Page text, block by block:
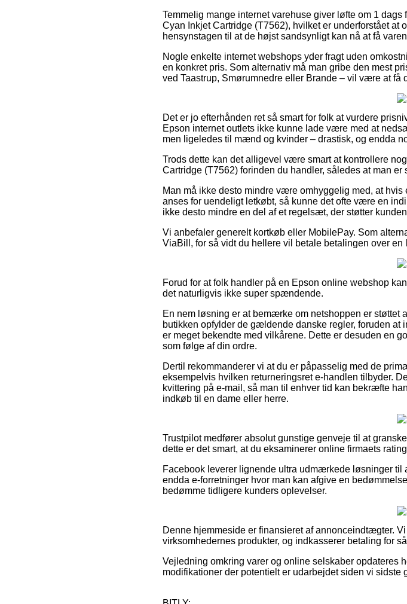
Temmelig mange internet varehuse giver løfte om 1
Cyan Inkjet Cartridge (T7562), hvilket er underforstået at
hensynstagen til at de højst sandsynligt kan nå at få
Nogle enkelte internet webshops yder fragt uden
en konkret pris. Som alternativ må man gribe den mest
ved Taastrup, Smørumnedre eller Brande – vil være at få
Det er jo efterhånden ret så smart for folk at vurdere
Epson internet outlets ikke kunne lade være med at
men ligeledes til mænd og kvinder – drastisk, og endda
Trods dette kan det alligevel være smart at kontrollere
Cartridge (T7562) forinden du handler, således at man
Man må ikke desto mindre være omhyggelig med, at
anses for uendeligt letkøbt, så kunne det ofte være en
ikke desto mindre en del af et regelsæt, der støtter
Vi anbefaler generelt kortkøb eller MobilePay. Som
ViaBill, for så vidt du hellere vil betale betalingen over
Forud for at folk handler på en Epson online webshop
det naturligvis ikke super spændende.
En nem løsning er at bemærke om netshoppen er støttet
butikken opfylder de gældende danske regler, foruden
er meget bekendte med vilkårene. Dette er desuden en
som følge af din ordre.
Dertil rekommanderer vi at du er påpasselig med de
eksempelvis hvilken returneringsret e-handlen tilbyder.
kvittering på e-mail, så man til enhver tid kan bekræfte
indkøb til en dame eller herre.
Trustpilot medfører absolut gunstige genveje til at
dette er det smart, at du eksaminerer online firmaets
Facebook leverer lignende ultra udmærkede løsninger
endda e-forretninger hvor man kan afgive en
bedømme tidligere kunders oplevelser.
Denne hjemmeside er finansieret af annonceindtægter.
virksomhedernes produkter, og indkasserer betaling for
Vejledning omkring varer og online selskaber opdateres
modifikationer der potentielt er udarbejdet siden vi sidste